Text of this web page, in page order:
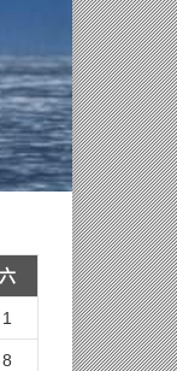
六
1
8